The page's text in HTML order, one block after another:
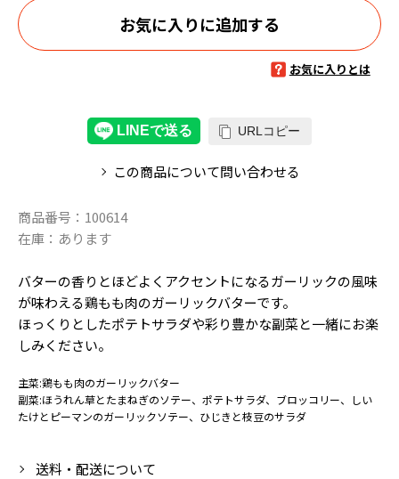
お気に入りに追加する
お気に入りとは
URLコピー
この商品について問い合わせる
商品番号： 100614
在庫： あります
バターの香りとほどよくアクセントになるガーリックの風味
が味わえる鶏もも肉のガーリックバターです。
ほっくりとしたポテトサラダや彩り豊かな副菜と一緒にお楽
しみください。
主菜:鶏もも肉のガーリックバター
副菜:ほうれん草とたまねぎのソテー、ポテトサラダ、ブロッコリー、しい
たけとピーマンのガーリックソテー、ひじきと枝豆のサラダ
送料・配送について